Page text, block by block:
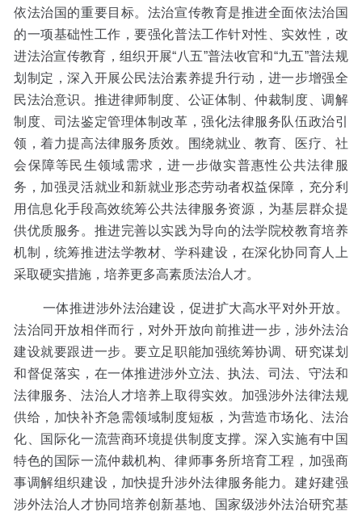
依法治国的重要目标。法治宣传教育是推进全面依法治国
的一项基础性工作，要强化普法工作针对性、实效性，改
进法治宣传教育，组织开展“八五”普法收官和“九五”普法规
划制定，深入开展公民法治素养提升行动，进一步增强全
民法治意识。推进律师制度、公证体制、仲裁制度、调解
制度、司法鉴定管理体制改革，强化法律服务队伍政治引
领，着力提高法律服务质效。围绕就业、教育、医疗、社
会保障等民生领域需求，进一步做实普惠性公共法律服
务，加强灵活就业和新就业形态劳动者权益保障，充分利
用信息化手段高效统筹公共法律服务资源，为基层群众提
供优质服务。推进完善以实践为导向的法学院校教育培养
机制，统筹推进法学教材、学科建设，在深化协同育人上
采取硬实措施，培养更多高素质法治人才。
一体推进涉外法治建设，促进扩大高水平对外开放。
法治同开放相伴而行，对外开放向前推进一步，涉外法治
建设就要跟进一步。要立足职能加强统筹协调、研究谋划
和督促落实，在一体推进涉外立法、执法、司法、守法和
法律服务、法治人才培养上取得实效。加强涉外法律法规
供给，加快补齐急需领域制度短板，为营造市场化、法治
化、国际化一流营商环境提供制度支撑。深入实施有中国
特色的国际一流仲裁机构、律师事务所培育工程，加强商
事调解组织建设，加快提升涉外法律服务能力。建好建强
涉外法治人才协同培养创新基地、国家级涉外法治研究基